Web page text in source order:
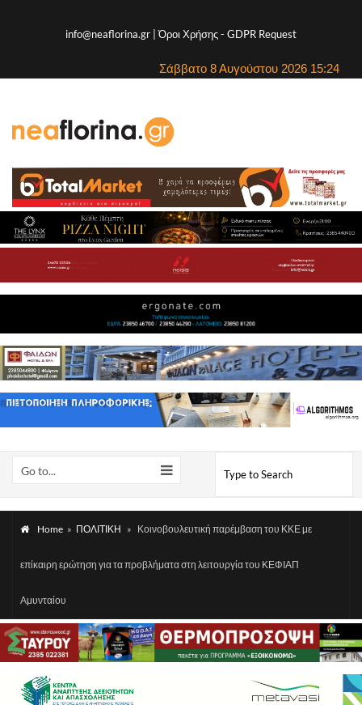
info@neaflorina.gr |Όροι Χρήσης- GDPR Request
Σάββατο 8 Αυγούστου 2026 15:24
Go to...
Home » ΠΟΛΙΤΙΚΗ » Κοινοβουλευτική παρέμβαση του ΚΚΕ με
επίκαιρη ερώτηση για τα προβλήματα στη λειτουργία του ΚΕΦΙΑΠ
Αμυνταίου